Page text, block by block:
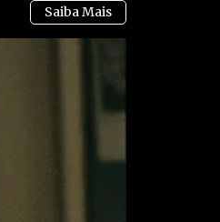
alerta, e centros de
desalojadas ou que
ter consequências
densamente